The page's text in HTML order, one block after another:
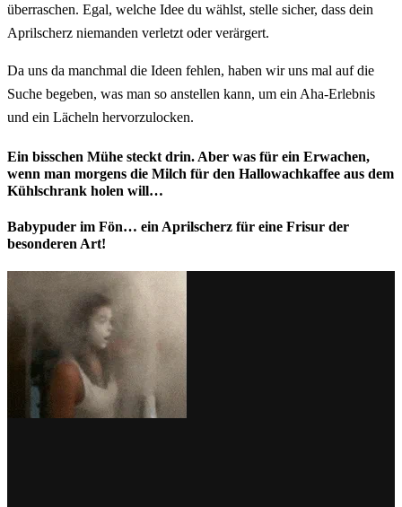
überraschen. Egal, welche Idee du wählst, stelle sicher, dass dein
Aprilscherz niemanden verletzt oder verärgert.
Da uns da manchmal die Ideen fehlen, haben wir uns mal auf die
Suche begeben, was man so anstellen kann, um ein Aha-Erlebnis
und ein Lächeln hervorzulocken.
Ein bisschen Mühe steckt drin. Aber was für ein Erwachen,
wenn man morgens die Milch für den Hallowachkaffee aus dem
Kühlschrank holen will…
Babypuder im Fön… ein Aprilscherz für eine Frisur der
besonderen Art!